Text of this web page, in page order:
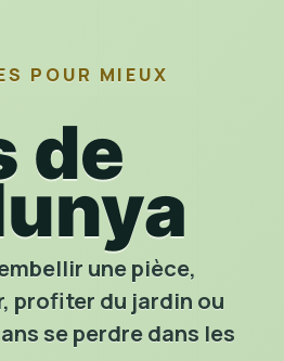
POUR MIEUX
de
une pièce,
profiter du jardin ou
se perdre dans les